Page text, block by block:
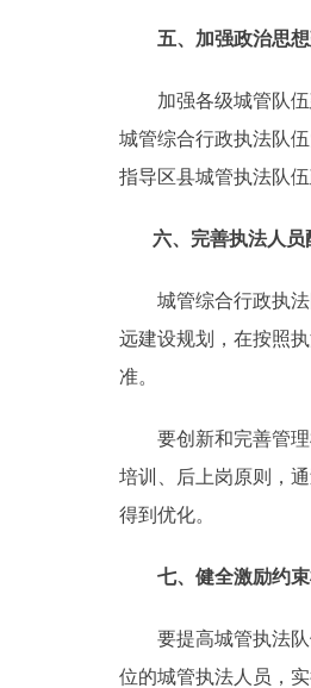
五、加强政治思想
加强各级城管队伍
城管综合行政执法队
指导区县城管执法队
六、完善执法人员
城管综合行政执法
远建设规划，在按照
准。
要创新和完善管理
培训、后上岗原则，
得到优化。
七、健全激励约束
要提高城管执法队
位的城管执法人员，实